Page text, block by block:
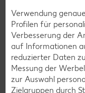
Verwendung
Profilen für
Verbesserung der
auf Informationen
reduzierter Daten
Messung der
zur Auswahl
Zielgruppen durch